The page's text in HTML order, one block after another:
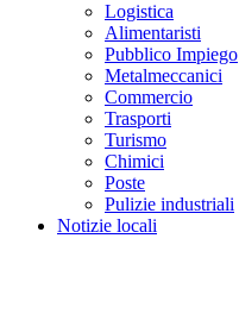
Logistica
Alimentaristi
Pubblico Impiego
Metalmeccanici
Commercio
Trasporti
Turismo
Chimici
Poste
Pulizie industriali
Notizie locali